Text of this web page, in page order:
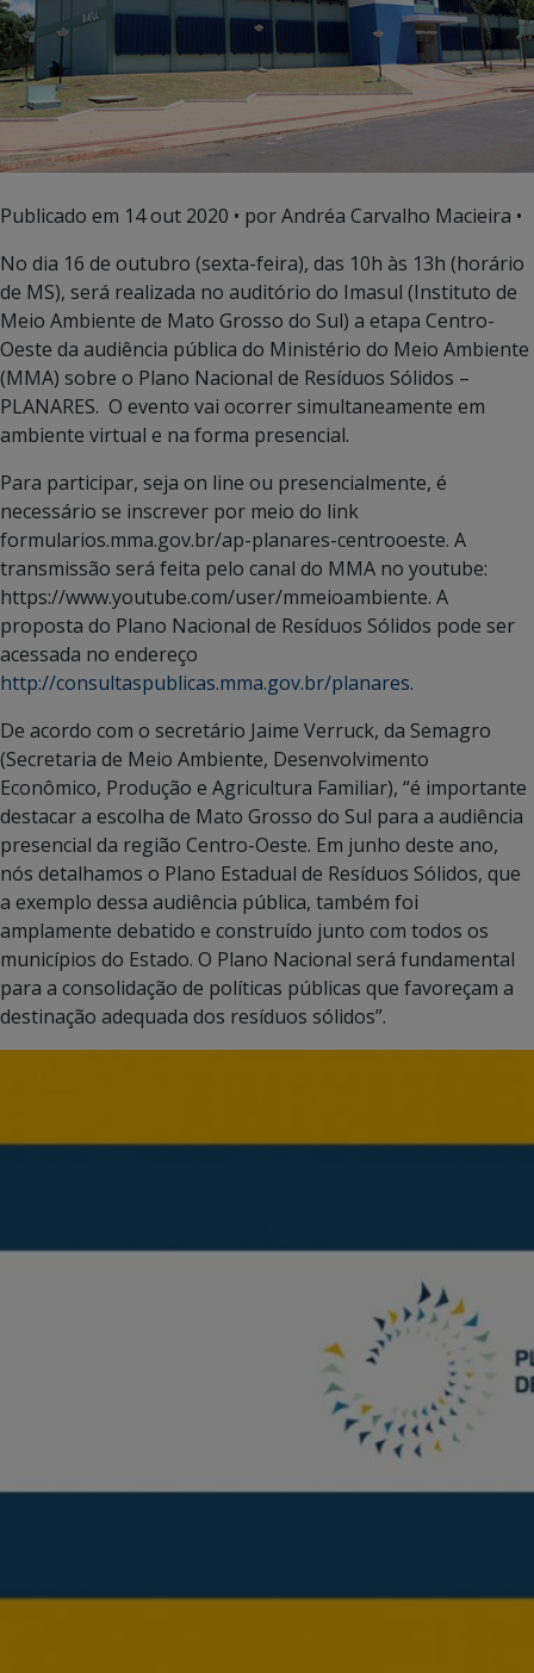
Publicado em 14 out 2020 • por Andréa Carvalho Macieira •
No dia 16 de outubro (sexta-feira), das 10h às 13h (horário
de MS), será realizada no auditório do Imasul (Instituto de
Meio Ambiente de Mato Grosso do Sul) a etapa Centro-
Oeste da audiência pública do Ministério do Meio Ambiente
(MMA) sobre o Plano Nacional de Resíduos Sólidos –
PLANARES. O evento vai ocorrer simultaneamente em
ambiente virtual e na forma presencial.
Para participar, seja on line ou presencialmente, é
necessário se inscrever por meio do link
formularios.mma.gov.br/ap-planares-centrooeste. A
transmissão será feita pelo canal do MMA no youtube:
https://www.youtube.com/user/mmeioambiente. A
proposta do Plano Nacional de Resíduos Sólidos pode ser
acessada no endereço
http://consultaspublicas.mma.gov.br/planares.
De acordo com o secretário Jaime Verruck, da Semagro
(Secretaria de Meio Ambiente, Desenvolvimento
Econômico, Produção e Agricultura Familiar), “é importante
destacar a escolha de Mato Grosso do Sul para a audiência
presencial da região Centro-Oeste. Em junho deste ano,
nós detalhamos o Plano Estadual de Resíduos Sólidos, que
a exemplo dessa audiência pública, também foi
amplamente debatido e construído junto com todos os
municípios do Estado. O Plano Nacional será fundamental
para a consolidação de políticas públicas que favoreçam a
destinação adequada dos resíduos sólidos”.